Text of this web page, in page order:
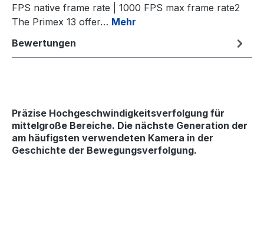
FPS native frame rate | 1000 FPS max frame rate2
The Primex 13 offer… Mehr
Bewertungen
Präzise Hochgeschwindigkeitsverfolgung für
mittelgroße Bereiche. Die nächste Generation der
am häufigsten verwendeten Kamera in der
Geschichte der Bewegungsverfolgung.